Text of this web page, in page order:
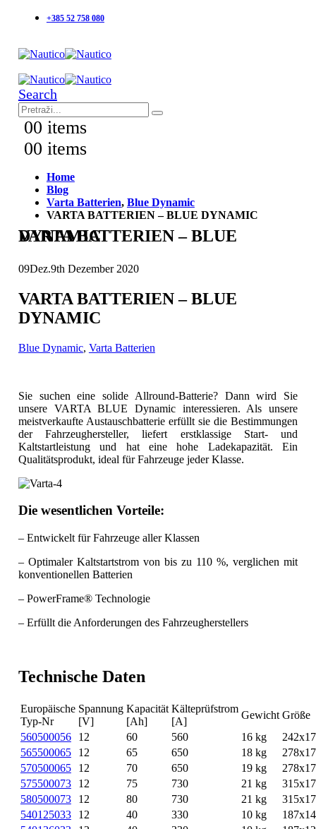
+385 52 758 080
Search
00 items
00 items
Home
Blog
Varta Batterien, Blue Dynamic
VARTA BATTERIEN – BLUE DYNAMIC
VARTA BATTERIEN – BLUE DYNAMIC
09Dez.9th Dezember 2020
VARTA BATTERIEN – BLUE
DYNAMIC
Blue Dynamic, Varta Batterien
Sie suchen eine solide Allround-Batterie? Dann wird Sie
unsere VARTA BLUE Dynamic interessieren. Als unsere
meistverkaufte Austauschbatterie erfüllt sie die Bestimmungen
der Fahrzeughersteller, liefert erstklassige Start- und
Kaltstartleistung und hat eine hohe Ladekapazität. Ein
Qualitätsprodukt, ideal für Fahrzeuge jeder Klasse.
Die wesentlichen Vorteile:
– Entwickelt für Fahrzeuge aller Klassen
– Optimaler Kaltstartstrom von bis zu 110 %, verglichen mit
konventionellen Batterien
– PowerFrame® Technologie
– Erfüllt die Anforderungen des Fahrzeugherstellers
Technische Daten
Europäische
Typ-Nr
Spannung
[V]
Kapacität
[Ah]
Kälteprüfstrom
[A]
Gewicht Größe
560500056
12 60 560 16 kg
565500065
12 65 650 18 kg
570500065
12 70 650 19 kg
575500073
12 75 730 21 kg
580500073
12 80 730 21 kg
540125033
12 40 330 10 kg